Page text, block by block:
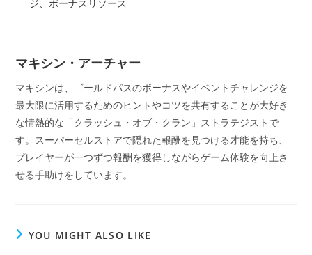
ジ、ボーナスリソース
マキシン・アーチャー
マキシンは、ゴールドパスのボーナスやイベントチャレンジを
最大限に活用するためのヒントやコツを共有することが大好き
な情熱的な「クラッシュ・オブ・クラン」ストラテジストで
す。スーパーセルストアで隠れた報酬を見つける才能を持ち、
プレイヤーが一つずつ報酬を獲得しながらゲーム体験を向上さ
せる手助けをしています。
YOU MIGHT ALSO LIKE